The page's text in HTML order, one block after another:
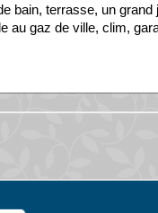
bain, terrasse, un grand
au gaz de ville, clim,